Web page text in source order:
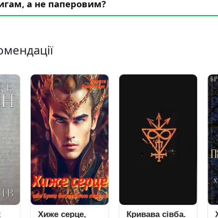
а не паперовим?
серце, Кривава сівба. Хроніки